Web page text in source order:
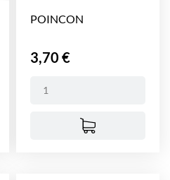
POINCON
Prix
3,70 €